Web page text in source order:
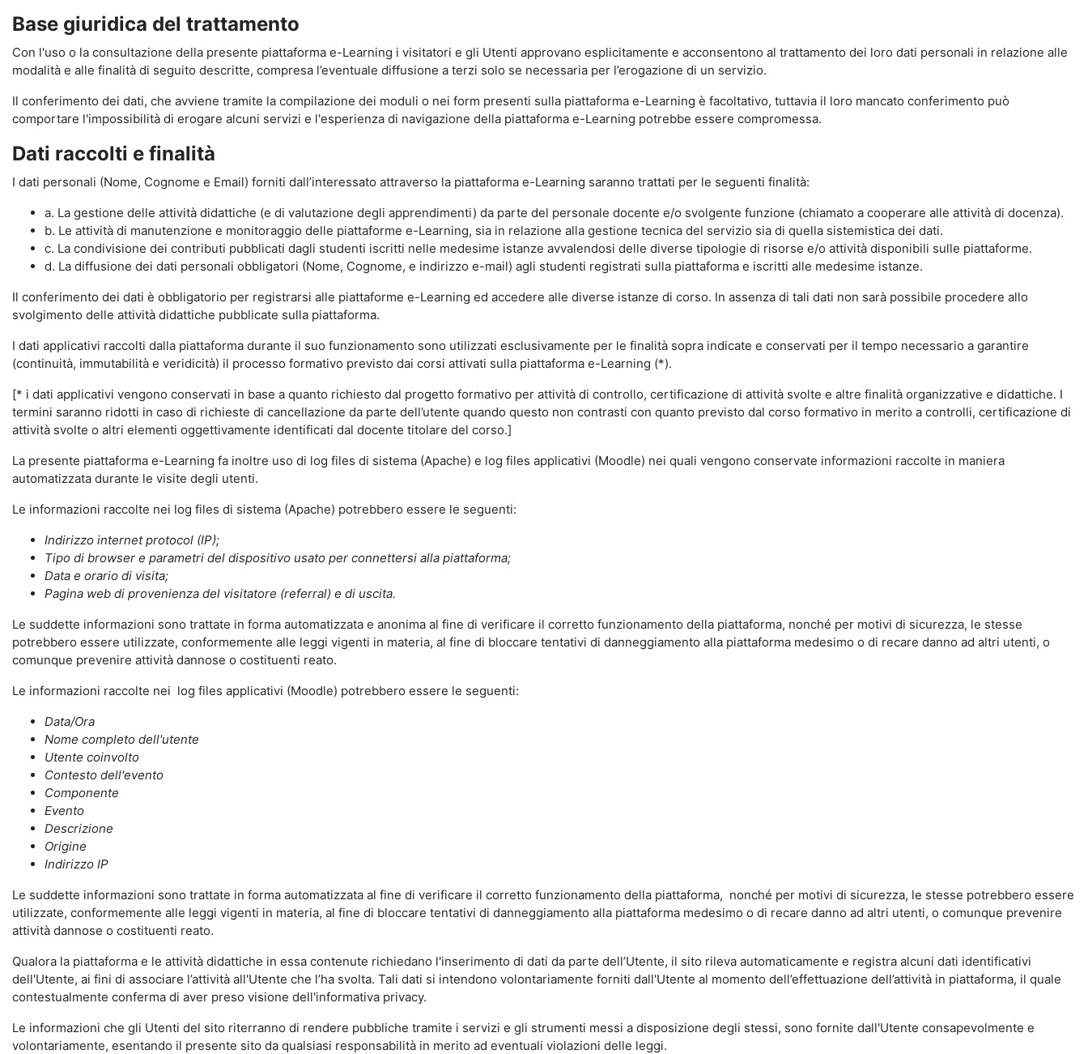
Base giuridica del trattamento
Con l'uso o la consultazione della presente piattaforma e-Learning i visitatori e gli Utenti approvano esplicitamente e acconsentono al trattamento dei loro dati personali in relazione alle
modalità e alle finalità di seguito descritte, compresa l’eventuale diffusione a terzi solo se necessaria per l’erogazione di un servizio.
Il conferimento dei dati, che avviene tramite la compilazione dei moduli o nei form presenti sulla piattaforma e-Learning è facoltativo, tuttavia il loro mancato conferimento può
comportare l'impossibilità di erogare alcuni servizi e l'esperienza di navigazione della piattaforma e-Learning potrebbe essere compromessa.
Dati raccolti e finalità
I dati personali (Nome, Cognome e Email) forniti dall’interessato attraverso la piattaforma e-Learning saranno trattati per le seguenti finalità:
a. La gestione delle attività didattiche (e di valutazione degli apprendimenti) da parte del personale docente e/o svolgente funzione (chiamato a cooperare alle attività di docenza).
b. Le attività di manutenzione e monitoraggio delle piattaforme e-Learning, sia in relazione alla gestione tecnica del servizio sia di quella sistemistica dei dati.
c. La condivisione dei contributi pubblicati dagli studenti iscritti nelle medesime istanze avvalendosi delle diverse tipologie di risorse e/o attività disponibili sulle piattaforme.
d. La diffusione dei dati personali obbligatori (Nome, Cognome, e indirizzo e-mail) agli studenti registrati sulla piattaforma e iscritti alle medesime istanze.
Il conferimento dei dati è obbligatorio per registrarsi alle piattaforme e-Learning ed accedere alle diverse istanze di corso. In assenza di tali dati non sarà possibile procedere allo
svolgimento delle attività didattiche pubblicate sulla piattaforma.
I dati applicativi raccolti dalla piattaforma durante il suo funzionamento sono utilizzati esclusivamente per le finalità sopra indicate e conservati per il tempo necessario a garantire
(continuità, immutabilità e veridicità) il processo formativo previsto dai corsi attivati sulla piattaforma e-Learning (*).
[* i dati applicativi vengono conservati in base a quanto richiesto dal progetto formativo per attività di controllo, certificazione di attività svolte e altre finalità organizzative e didattiche. I
termini saranno ridotti in caso di richieste di cancellazione da parte dell’utente quando questo non contrasti con quanto previsto dal corso formativo in merito a controlli, certificazione di
attività svolte o altri elementi oggettivamente identificati dal docente titolare del corso.]
La presente piattaforma e-Learning fa inoltre uso di log files di sistema (Apache) e log files applicativi (Moodle) nei quali vengono conservate informazioni raccolte in maniera
automatizzata durante le visite degli utenti.
Le informazioni raccolte nei log files di sistema (Apache) potrebbero essere le seguenti:
Indirizzo internet protocol (IP);
Tipo di browser e parametri del dispositivo usato per connettersi alla piattaforma;
Data e orario di visita;
Pagina web di provenienza del visitatore (referral) e di uscita.
Le suddette informazioni sono trattate in forma automatizzata e anonima al fine di verificare il corretto funzionamento della piattaforma, nonché per motivi di sicurezza, le stesse
potrebbero essere utilizzate, conformemente alle leggi vigenti in materia, al fine di bloccare tentativi di danneggiamento alla piattaforma medesimo o di recare danno ad altri utenti, o
comunque prevenire attività dannose o costituenti reato.
Le informazioni raccolte nei log files applicativi (Moodle) potrebbero essere le seguenti:
Data/Ora
Nome completo dell'utente
Utente coinvolto
Contesto dell'evento
Componente
Evento
Descrizione
Origine
Indirizzo IP
Le suddette informazioni sono trattate in forma automatizzata al fine di verificare il corretto funzionamento della piattaforma, nonché per motivi di sicurezza, le stesse potrebbero essere
utilizzate, conformemente alle leggi vigenti in materia, al fine di bloccare tentativi di danneggiamento alla piattaforma medesimo o di recare danno ad altri utenti, o comunque prevenire
attività dannose o costituenti reato.
Qualora la piattaforma e le attività didattiche in essa contenute richiedano l'inserimento di dati da parte dell’Utente, il sito rileva automaticamente e registra alcuni dati identificativi
dell'Utente, ai fini di associare l’attività all'Utente che l’ha svolta. Tali dati si intendono volontariamente forniti dall'Utente al momento dell’effettuazione dell’attività in piattaforma, il quale
contestualmente conferma di aver preso visione dell'informativa privacy.
Le informazioni che gli Utenti del sito riterranno di rendere pubbliche tramite i servizi e gli strumenti messi a disposizione degli stessi, sono fornite dall'Utente consapevolmente e
volontariamente, esentando il presente sito da qualsiasi responsabilità in merito ad eventuali violazioni delle leggi.